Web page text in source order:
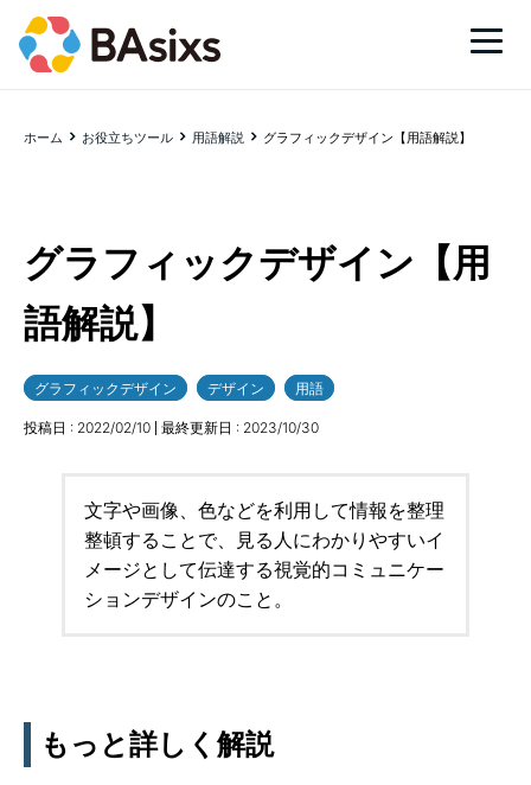
ホーム お役立ちツール 用語解説 グラフィックデザイン【用語解説】
グラフィックデザイン【用
語解説】
グラフィックデザイン デザイン 用語
投稿日 : 2022/02/10 最終更新日 : 2023/10/30
文字や画像、色などを利用して情報を整理
整頓することで、見る人にわかりやすいイ
メージとして伝達する視覚的コミュニケー
ションデザインのこと。
もっと詳しく解説